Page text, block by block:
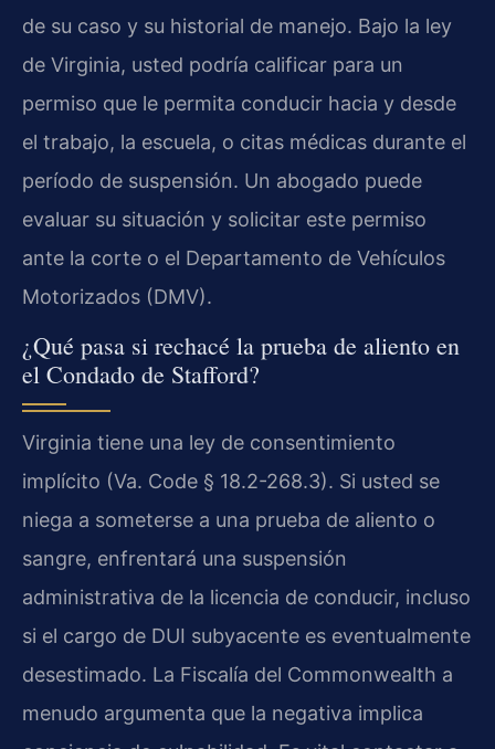
de su caso y su historial de manejo. Bajo la ley
de Virginia, usted podría calificar para un
permiso que le permita conducir hacia y desde
el trabajo, la escuela, o citas médicas durante el
período de suspensión. Un abogado puede
evaluar su situación y solicitar este permiso
ante la corte o el Departamento de Vehículos
Motorizados (DMV).
¿Qué pasa si rechacé la prueba de aliento en
el Condado de Stafford?
Virginia tiene una ley de consentimiento
implícito (Va. Code § 18.2-268.3). Si usted se
niega a someterse a una prueba de aliento o
sangre, enfrentará una suspensión
administrativa de la licencia de conducir, incluso
si el cargo de DUI subyacente es eventualmente
desestimado. La Fiscalía del Commonwealth a
menudo argumenta que la negativa implica